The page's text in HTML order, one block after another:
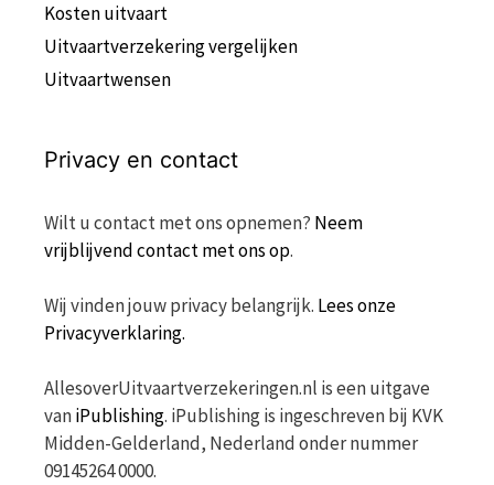
Kosten uitvaart
Uitvaartverzekering vergelijken
Uitvaartwensen
Privacy en contact
Wilt u contact met ons opnemen? Neem
vrijblijvend contact met ons op.
Wij vinden jouw privacy belangrijk. Lees onze
Privacyverklaring.
AllesoverUitvaartverzekeringen.nl is een uitgave
vaniPublishing. iPublishing is ingeschreven bij KVK
Midden-Gelderland, Nederland onder nummer
09145264 0000.